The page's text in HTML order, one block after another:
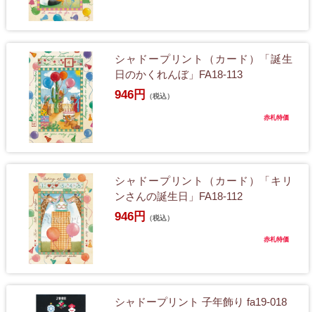
シャドープリント（カード）「誕生
日のかくれんぼ」FA18-113
946円 （税込）
赤札特価
シャドープリント（カード）「キリ
ンさんの誕生日」FA18-112
946円 （税込）
赤札特価
シャドープリント 子年飾り fa19-018